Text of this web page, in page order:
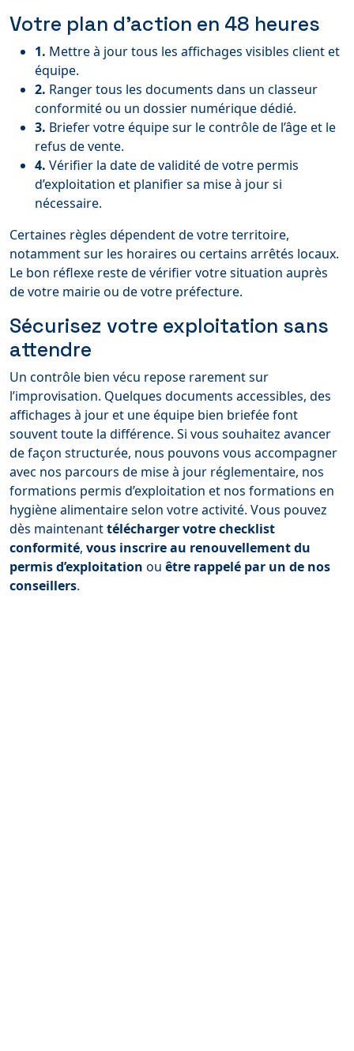
Votre plan d’action en 48 heures
1. Mettre à jour tous les affichages visibles client et
équipe.
2. Ranger tous les documents dans un classeur
conformité ou un dossier numérique dédié.
3. Briefer votre équipe sur le contrôle de l’âge et le
refus de vente.
4. Vérifier la date de validité de votre permis
d’exploitation et planifier sa mise à jour si
nécessaire.
Certaines règles dépendent de votre territoire,
notamment sur les horaires ou certains arrêtés locaux.
Le bon réflexe reste de vérifier votre situation auprès
de votre mairie ou de votre préfecture.
Sécurisez votre exploitation sans
attendre
Un contrôle bien vécu repose rarement sur
l’improvisation. Quelques documents accessibles, des
affichages à jour et une équipe bien briefée font
souvent toute la différence. Si vous souhaitez avancer
de façon structurée, nous pouvons vous accompagner
avec nos parcours de mise à jour réglementaire, nos
formations permis d’exploitation et nos formations en
hygiène alimentaire selon votre activité. Vous pouvez
dès maintenanttélécharger votre checklist
conformité, vous inscrire au renouvellement du
permis d’exploitation ou être rappelé par un de nos
conseillers.